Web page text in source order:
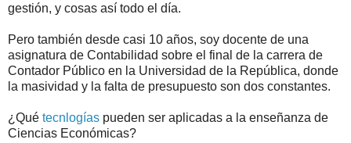
gestión, y cosas así todo el día.
Pero también desde casi 10 años, soy docente de una
asignatura de Contabilidad sobre el final de la carrera de
Contador Público en la Universidad de la República, donde
la masividad y la falta de presupuesto son dos constantes.
¿Qué tecnlogías pueden ser aplicadas a la enseñanza de
Ciencias Económicas?